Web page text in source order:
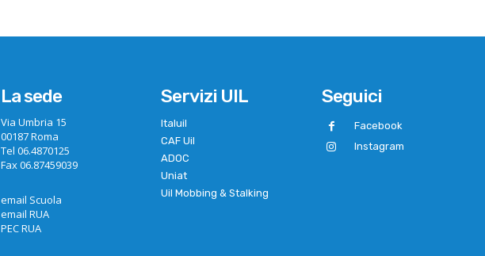
La sede
Via Umbria 15
00187 Roma
Tel 06.4870125
Fax 06.87459039
email Scuola
email RUA
PEC RUA
Servizi UIL
Italuil
CAF Uil
ADOC
Uniat
Uil Mobbing & Stalking
Seguici
Facebook
Instagram